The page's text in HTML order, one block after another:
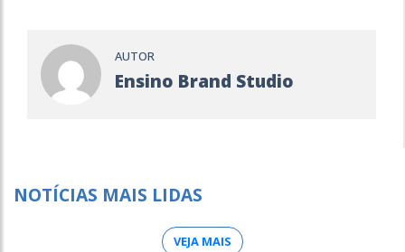
AUTOR
Ensino Brand Studio
NOTÍCIAS MAIS LIDAS
VEJA MAIS